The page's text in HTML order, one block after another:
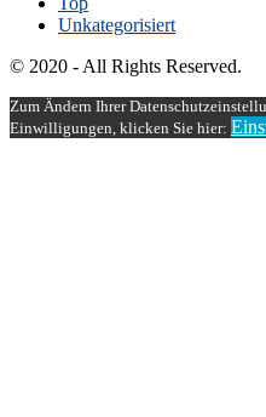
Unkategorisiert
© 2020 - All Rights Reserved.
Zum Ändern Ihrer
Einwilligungen, klicken Sie hier: